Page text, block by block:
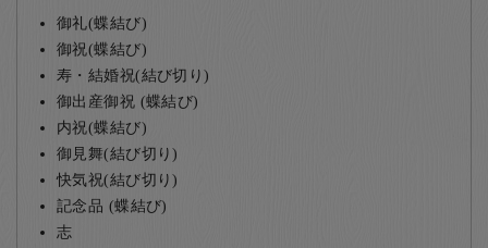
御礼(蝶結び)
御祝(蝶結び)
寿・結婚祝(結び切り)
御出産御祝 (蝶結び)
内祝(蝶結び)
御見舞(結び切り)
快気祝(結び切り)
記念品 (蝶結び)
志